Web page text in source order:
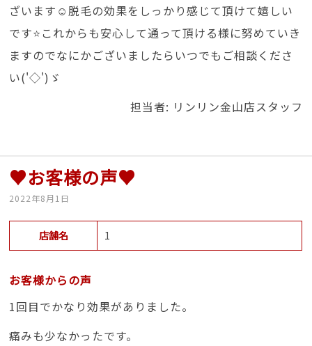
ざいます☺脱毛の効果をしっかり感じて頂けて嬉しい
です⭐これからも安心して通って頂ける様に努めていき
ますのでなにかございましたらいつでもご相談くださ
い('◇')ゞ
担当者: リンリン金山店スタッフ
♥お客様の声♥
2022年8月1日
店舗名 1
お客様からの声
1回目でかなり効果がありました。
痛みも少なかったです。